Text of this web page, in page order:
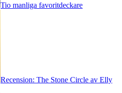
Tio manliga favoritdeckare
Recension: The Stone Circle av Elly